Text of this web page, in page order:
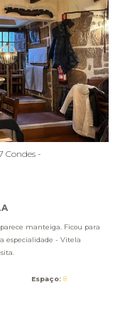
Condes -
manteiga. Ficou para
especialidade - Vitela
Espaço: 8